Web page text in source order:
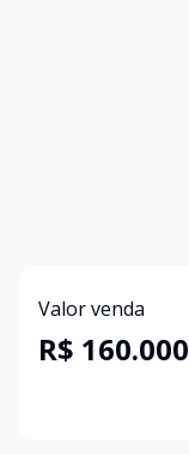
Valor venda
R$